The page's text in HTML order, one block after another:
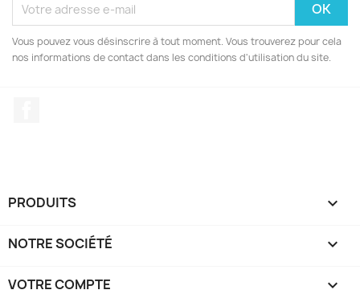
Vous pouvez vous désinscrire à tout moment. Vous trouverez pour cela
nos informations de contact dans les conditions d'utilisation du site.
PRODUITS 
NOTRE SOCIÉTÉ 
VOTRE COMPTE 